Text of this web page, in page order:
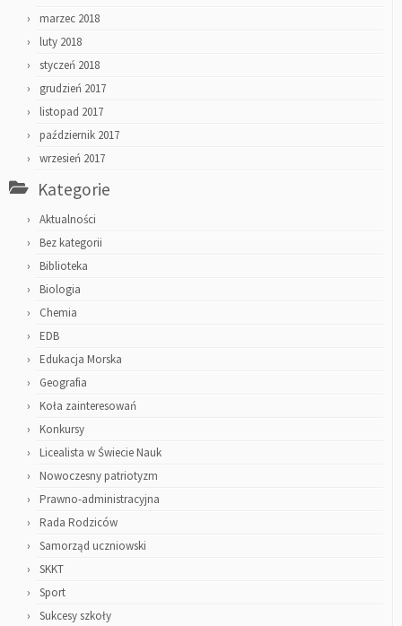
marzec 2018
luty 2018
styczeń 2018
grudzień 2017
listopad 2017
październik 2017
wrzesień 2017
Kategorie
Aktualności
Bez kategorii
Biblioteka
Biologia
Chemia
EDB
Edukacja Morska
Geografia
Koła zainteresowań
Konkursy
Licealista w Świecie Nauk
Nowoczesny patriotyzm
Prawno-administracyjna
Rada Rodziców
Samorząd uczniowski
SKKT
Sport
Sukcesy szkoły